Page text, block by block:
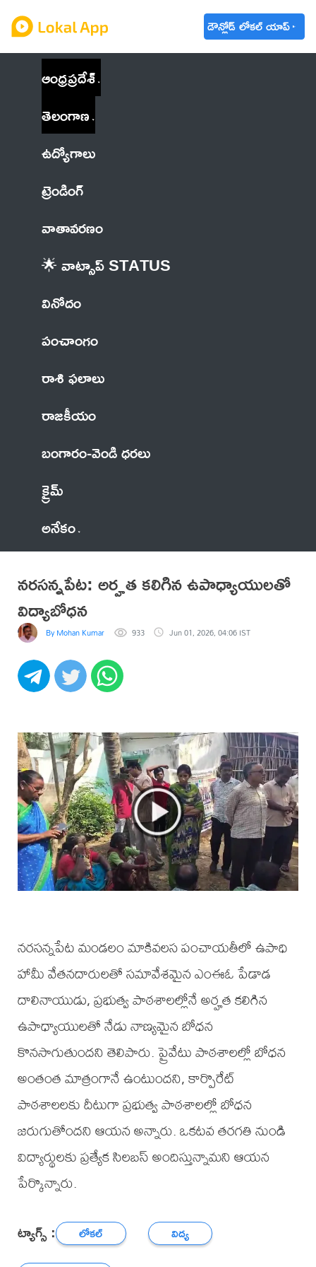
డౌన్లోడ్ లోకల్ యాప్
ఆంధ్రప్రదేశ్
తెలంగాణ
ఉద్యోగాలు
ట్రెండింగ్
వాతావరణం
🌟 వాట్సాప్ STATUS
వినోదం
పంచాంగం
రాశి ఫలాలు
రాజకీయం
బంగారం-వెండి ధరలు
క్రైమ్
అనేకం
నరసన్నపేట: అర్హత కలిగిన ఉపాధ్యాయులతో
విద్యాబోధన
By Mohan Kumar 933 Jun 01, 2026, 04:06 IST
నరసన్నపేట మండలం మాకివలస పంచాయతీలో ఉపాధి
హామీ వేతనదారులతో సమావేశమైన ఎంఈఓ పేడాడ
దాలినాయుడు, ప్రభుత్వ పాఠశాలల్లోనే అర్హత కలిగిన
ఉపాధ్యాయులతో నేడు నాణ్యమైన బోధన
కొనసాగుతుందని తెలిపారు. ప్రైవేటు పాఠశాలల్లో బోధన
అంతంత మాత్రంగానే ఉంటుందని, కార్పొరేట్
పాఠశాలలకు దీటుగా ప్రభుత్వ పాఠశాలల్లో బోధన
జరుగుతోందని ఆయన అన్నారు. ఒకటవ తరగతి నుండి
విద్యార్థులకు ప్రత్యేక సిలబస్ అందిస్తున్నామని ఆయన
పేర్కొన్నారు.
ట్యాగ్స్ : లోకల్
విద్య